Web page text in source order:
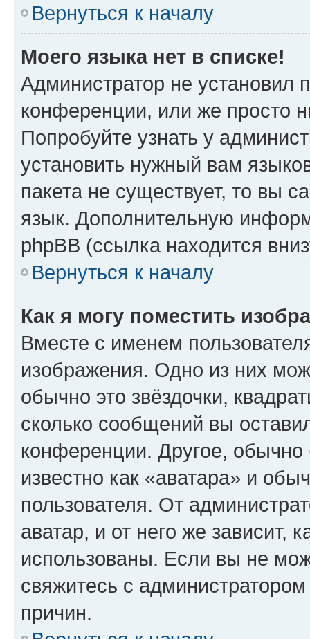
Вернуться к началу
Моего языка нет в списке!
Администратор не установил
конференции, или же просто
Попробуйте узнать у
установить нужный вам
пакета не существует, то вы
язык. Дополнительную
phpBB (ссылка находится
Вернуться к началу
Как я могу поместить
Вместе с именем
изображения. Одно из них
обычно это звёздочки,
сколько сообщений вы
конференции. Другое,
известно как «аватара» и
пользователя. От
аватар, и от него же зависит,
использованы. Если вы не
свяжитесь с
причин.